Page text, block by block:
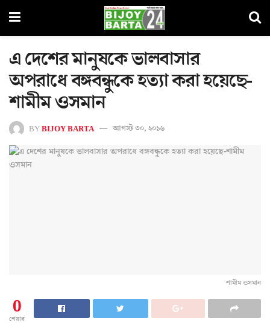
এ দেশের মানুষকে ভালবাসার
অপরাধে বঙ্গবন্ধুকে হত্যা করা হয়েছে-
শামীম ওসমান
BYBIJOY BARTA আগস্ট ৩০, ২০১৬
শামীম ওসমান
0
শেয়ার